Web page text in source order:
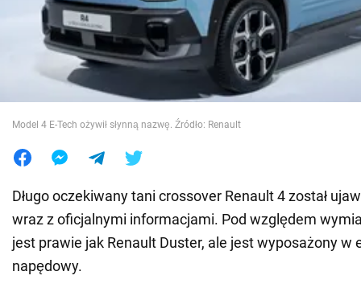
Wojna na Ukrainie
Świat
Jedzenie
Model 4 E-Tech ożywił słynną nazwę. Źródło: Renault
Długo oczekiwany tani crossover Renault 4 został
wraz z oficjalnymi informacjami. Pod względem
jest prawie jak Renault Duster, ale jest wyposażony w
napędowy.